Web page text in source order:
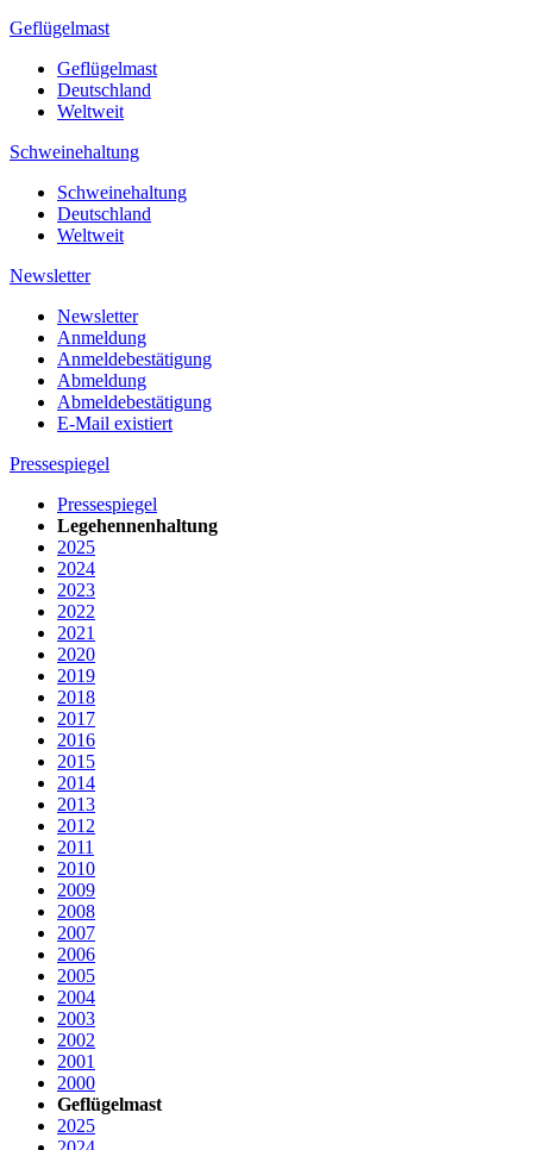
Geflügelmast
Geflügelmast
Deutschland
Weltweit
Schweinehaltung
Schweinehaltung
Deutschland
Weltweit
Newsletter
Newsletter
Anmeldung
Anmeldebestätigung
Abmeldung
Abmeldebestätigung
E-Mail existiert
Pressespiegel
Pressespiegel
Legehennenhaltung
2025
2024
2023
2022
2021
2020
2019
2018
2017
2016
2015
2014
2013
2012
2011
2010
2009
2008
2007
2006
2005
2004
2003
2002
2001
2000
Geflügelmast
2025